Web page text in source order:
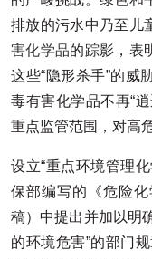
排放的污水中乃至儿
害化学品的踪影，表
这些“隐形杀手”的威
毒有害化学品不再“
重点监管范围，对高
设立“重点环境管理
保部编写的《危险
稿）中提出并加以明
的环境危害”的部门